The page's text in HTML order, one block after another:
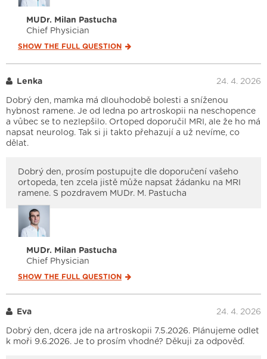
MUDr. Milan Pastucha
Chief Physician
SHOW THE FULL QUESTION
Lenka 24. 4. 2026
Dobrý den, mamka má dlouhodobě bolesti a sníženou
hybnost ramene. Je od ledna po artroskopii na neschopence
a vůbec se to nezlepšilo. Ortoped doporučil MRI, ale že ho má
napsat neurolog. Tak si ji takto přehazují a už nevíme, co
dělat.
Dobrý den, prosím postupujte dle doporučení vašeho
ortopeda, ten zcela jistě může napsat žádanku na MRI
ramene. S pozdravem MUDr. M. Pastucha
MUDr. Milan Pastucha
Chief Physician
SHOW THE FULL QUESTION
Eva 24. 4. 2026
Dobrý den, dcera jde na artroskopii 7.5.2026. Plánujeme odlet
k moři 9.6.2026. Je to prosím vhodné? Děkuji za odpověď.